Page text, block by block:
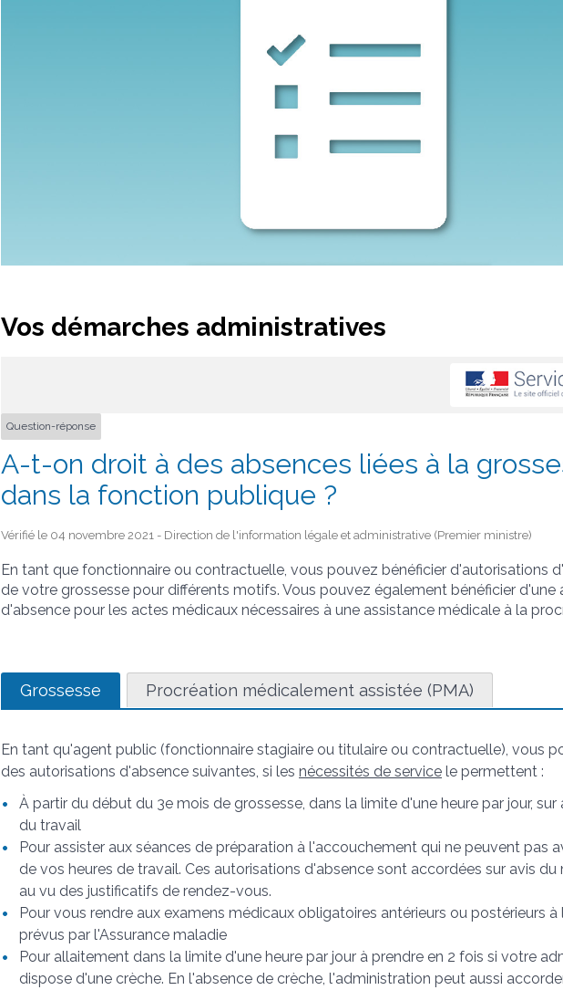
Vos démarches administratives
Question-réponse
A-t-on droit à des absences liées à la
dans la fonction publique ?
Vérifié le 04 novembre 2021 - Direction de l'information légale et administrative (Premier ministre)
En tant que fonctionnaire ou contractuelle, vous pouvez bénéficier d'autorisations
de votre grossesse pour différents motifs. Vous pouvez également bénéficier d'une
d'absence pour les actes médicaux nécessaires à une assistance médicale à la
Grossesse Procréation médicalement assistée (PMA)
En tant qu'agent public (fonctionnaire stagiaire ou titulaire ou contractuelle), vous
des autorisations d'absence suivantes, si les nécessités de service le permettent :
À partir du début du 3e mois de grossesse, dans la limite d'une heure par jour,
du travail
Pour assister aux séances de préparation à l'accouchement qui ne peuvent pas
de vos heures de travail. Ces autorisations d'absence sont accordées sur avis
au vu des justificatifs de rendez-vous.
Pour vous rendre aux examens médicaux obligatoires antérieurs ou postérieurs
prévus par l'Assurance maladie
Pour allaitement dans la limite d'une heure par jour à prendre en 2 fois si votre
dispose d'une crèche. En l'absence de crèche, l'administration peut aussi